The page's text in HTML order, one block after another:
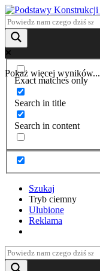
Pokaż więcej wyników...
Exact matches only
Search in title
Search in content
Szukaj
Tryb ciemny
Ulubione
Reklama